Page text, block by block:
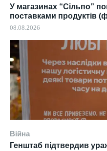
У магазинах “Сільпо”
поставками продуктів
08.08.2026
Війна
Генштаб підтвердив